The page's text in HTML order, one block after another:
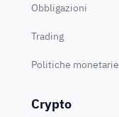
Obbligazioni
Trading
Politiche monetarie
Crypto